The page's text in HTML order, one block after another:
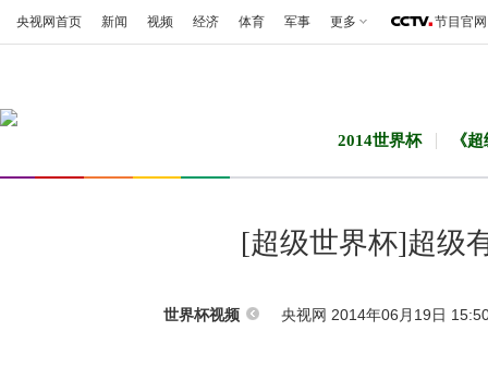
央视网首页 新闻 视频 经济 体育 军事 更多 节目官网
2014世界杯 《
[超级世界杯]超级
世界杯视频 央视网 2014年06月19日